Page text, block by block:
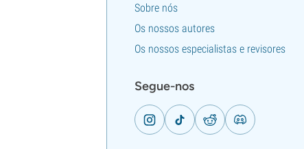
Sobre nós
Os nossos autores
Os nossos especialistas e revisores
Segue-nos